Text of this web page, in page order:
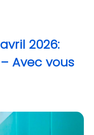
2026:
Avec vous